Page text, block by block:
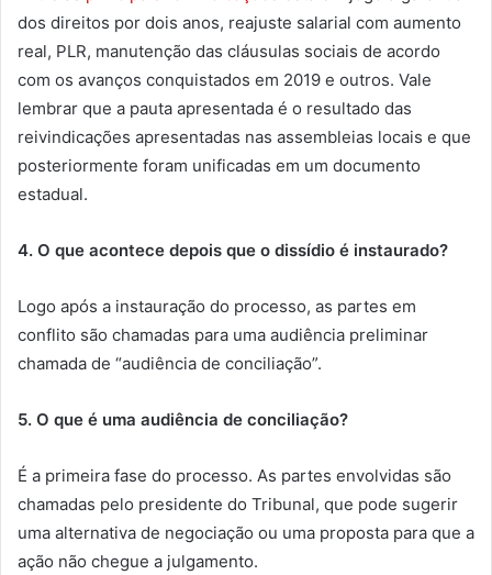
dos direitos por dois anos, reajuste salarial com aumento
real, PLR, manutenção das cláusulas sociais de acordo
com os avanços conquistados em 2019 e outros. Vale
lembrar que a pauta apresentada é o resultado das
reivindicações apresentadas nas assembleias locais e que
posteriormente foram unificadas em um documento
estadual.
4. O que acontece depois que o dissídio é instaurado?
Logo após a instauração do processo, as partes em
conflito são chamadas para uma audiência preliminar
chamada de “audiência de conciliação”.
5. O que é uma audiência de conciliação?
É a primeira fase do processo. As partes envolvidas são
chamadas pelo presidente do Tribunal, que pode sugerir
uma alternativa de negociação ou uma proposta para que a
ação não chegue a julgamento.